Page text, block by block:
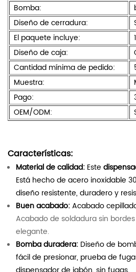
Bomba:
Diseño de cerradura:
El paquete incluye:
Diseño de caja:
Cantidad mínima de pedido:
Muestra:
Pago:
OEM/ODM:
Características:
Material de calidad: Este
Está hecho de acero inoxidable
diseño resistente, duradero y
Buen acabado:Acabado
Acabado de soldadura sin
elegante.
Bomba duradera: Diseño de
fácil de presionar, prueba de